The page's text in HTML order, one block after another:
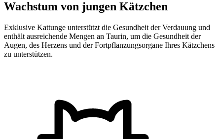
Wachstum von jungen Kätzchen
Exklusive Kattunge unterstützt die Gesundheit der Verdauung und
enthält ausreichende Mengen an Taurin, um die Gesundheit der
Augen, des Herzens und der Fortpflanzungsorgane Ihres Kätzchens
zu unterstützen.